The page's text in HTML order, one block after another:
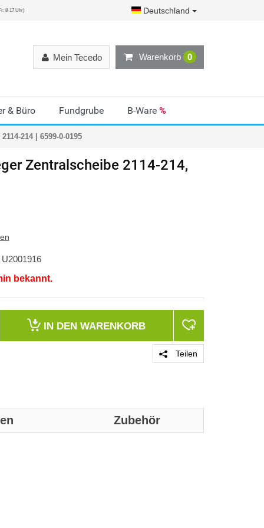
8-17 Uhr) Deutschland
Warenkorb 0
Mein Tecedo
& Büro Fundgrube B-Ware %
214 | 6599-0-0195
Zentralscheibe 2114-214,
U2001916
bekannt.
IN DEN WARENKORB
Teilen
Zubehör